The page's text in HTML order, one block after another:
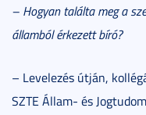
– Hogyan találta meg a
államból érkezett bíró?
– Levelezés útján,
SZTE Állam- és